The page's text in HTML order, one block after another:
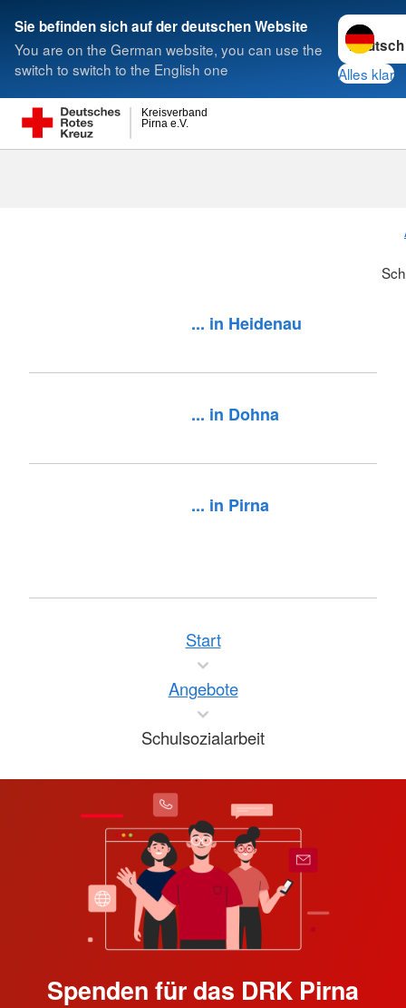
Sie befinden sich auf der deutschen Website
You are on the German website, you can use the
switch to switch to the English one
Sprache
Alles klar
Pirna e.V.
Kreisverband
Suche
... in Heidenau
... in Dohna
... in Pirna
Start
Angebote
Schulsozialarbeit
Spenden für das DRK Pirna